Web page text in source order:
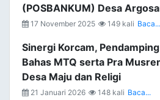
(POSBANKUM) Desa
17 November 2025 149 kali Baca...
Sinergi Korcam, Pendamping
Bahas MTQ serta Pra
Desa Maju dan Religi
21 Januari 2026 148 kali Baca...